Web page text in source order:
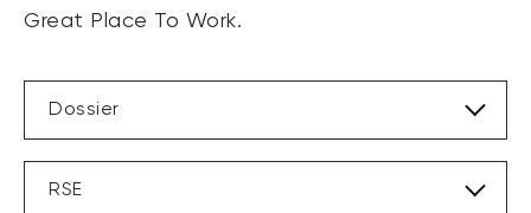
Great Place To Work.
Dossier
RSE